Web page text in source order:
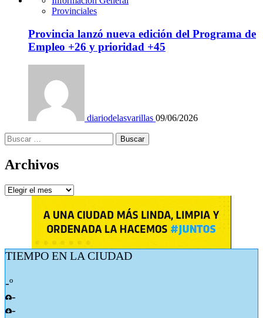
Provinciales
Provincia lanzó nueva edición del Programa de
Empleo +26 y prioridad +45
diariodelasvarillas 09/06/2026
Buscar:
Archivos
Archivos
TIEMPO EN LA CIUDAD
-º
-
-